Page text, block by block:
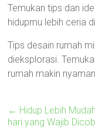
Temukan tips dan
hidupmu lebih ceria di
Tips desain rumah
dieksplorasi.
rumah makin
← Hidup Lebih
hari yang Wajib